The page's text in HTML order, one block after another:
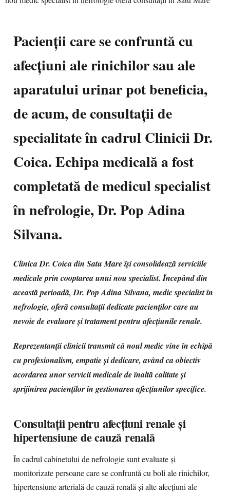
Pacienții care se confruntă cu
afecțiuni ale rinichilor sau ale
aparatului urinar pot beneficia,
de acum, de consultații de
specialitate în cadrul Clinicii Dr.
Coica. Echipa medicală a fost
completată de medicul specialist
în nefrologie, Dr. Pop Adina
Silvana.
Clinica Dr. Coica din Satu Mare își consolidează serviciile
medicale prin cooptarea unui nou specialist. Începând din
această perioadă, Dr. Pop Adina Silvana, medic specialist în
nefrologie, oferă consultații dedicate pacienților care au
nevoie de evaluare și tratament pentru afecțiunile renale.
Reprezentanții clinicii transmit că noul medic vine în echipă
cu profesionalism, empatie și dedicare, având ca obiectiv
acordarea unor servicii medicale de înaltă calitate și
sprijinirea pacienților în gestionarea afecțiunilor specifice.
Consultații pentru afecțiuni renale și
hipertensiune de cauză renală
În cadrul cabinetului de nefrologie sunt evaluate și
monitorizate persoane care se confruntă cu boli ale rinichilor,
hipertensiune arterială de cauză renală și alte afecțiuni ale